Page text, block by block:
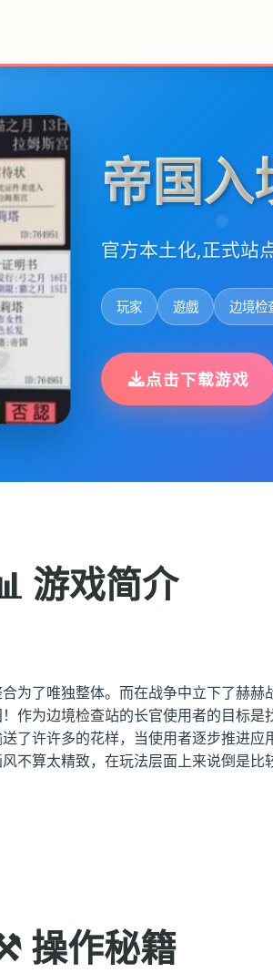
帝国入
官方本土化,正式站
玩家 遊戲 边境检
点击下载游戏
游戏简介
为了唯独整体。而在战争中立下了赫
作为边境检查站的长官使用者的目标
了许许多的花样，当使用者逐步推进
不算太精致，在玩法层面上来说倒是比
操作秘籍